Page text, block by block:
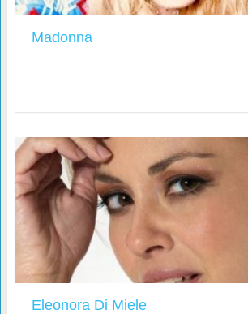
Madonna
Eleonora Di Miele